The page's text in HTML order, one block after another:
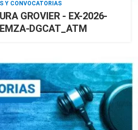
Y CONVOCATORIAS
GROVIER - EX-2026-
DGCAT_ATM